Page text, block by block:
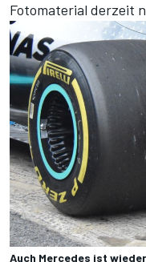
Fotomaterial derzeit
Auch Mercedes ist